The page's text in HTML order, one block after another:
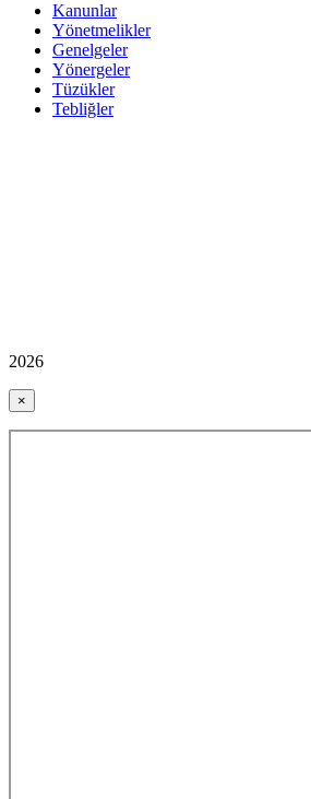
Kanunlar
Yönetmelikler
Genelgeler
Yönergeler
Tüzükler
Tebliğler
2026
×